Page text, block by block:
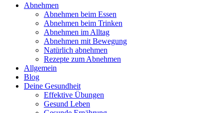
Abnehmen
Abnehmen beim Essen
Abnehmen beim Trinken
Abnehmen im Alltag
Abnehmen mit Bewegung
Natürlich abnehmen
Rezepte zum Abnehmen
Allgemein
Blog
Deine Gesundheit
Effektive Übungen
Gesund Leben